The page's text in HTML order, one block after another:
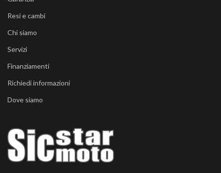
Resi e cambi
Chi siamo
Servizi
Finanziamenti
Richiedi informazioni
Dove siamo